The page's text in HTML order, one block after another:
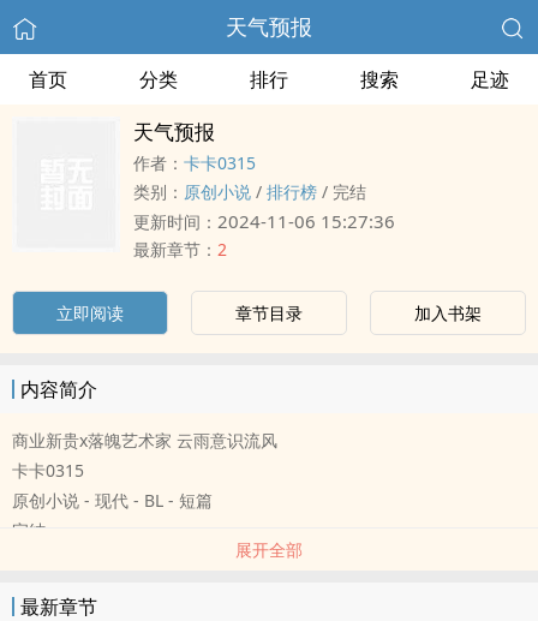
天气预报
首页 分类 排行 搜索 足迹
天气预报
作者： 卡卡0315
类别： 原创小说 / 排行榜 / 完结
更新时间： 2024-11-06 15:27:36
最新章节： 2
立即阅读 章节目录 加入书架
内容简介
商业新贵x落魄艺术家 云雨意识流风
卡卡0315
原创小说 - 现代 - BL - 短篇
完结
很早以前的入站作业“春日终将逝去”
展开全部
最新章节